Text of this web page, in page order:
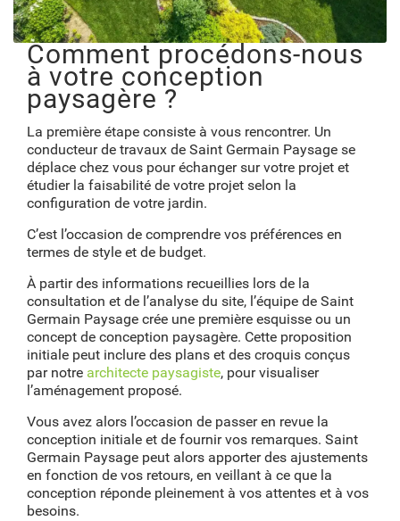
Comment procédons-nous
à votre conception
paysagère ?
La première étape consiste à vous rencontrer. Un
conducteur de travaux de Saint Germain Paysage se
déplace chez vous pour échanger sur votre projet et
étudier la faisabilité de votre projet selon la
configuration de votre jardin.
C’est l’occasion de comprendre vos préférences en
termes de style et de budget.
À partir des informations recueillies lors de la
consultation et de l’analyse du site, l’équipe de Saint
Germain Paysage crée une première esquisse ou un
concept de conception paysagère. Cette proposition
initiale peut inclure des plans et des croquis conçus
par notre architecte paysagiste, pour visualiser
l’aménagement proposé.
Vous avez alors l’occasion de passer en revue la
conception initiale et de fournir vos remarques. Saint
Germain Paysage peut alors apporter des ajustements
en fonction de vos retours, en veillant à ce que la
conception réponde pleinement à vos attentes et à vos
besoins.